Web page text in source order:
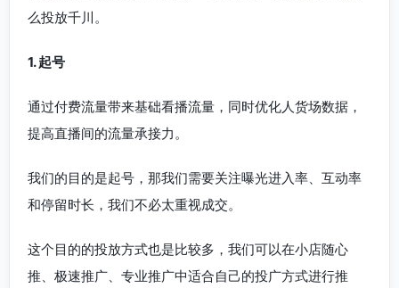
么投放千川。
1. 起号
通过付费流量带来基础看播流量，同时优化人货场数据，
提高直播间的流量承接力。
我们的目的是起号，那我们需要关注曝光进入率、互动率
和停留时长，我们不必太重视成交。
这个目的的投放方式也是比较多，我们可以在小店随心
推、极速推广、专业推广中适合自己的投广方式进行推